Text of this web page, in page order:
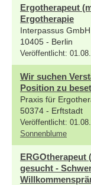
Ergotherapeut
Ergotherapie
Interpassus GmbH
10405 - Berlin
Veröffentlicht:
Wir suchen
Position zu
Praxis für
50374 - Erftstadt
Veröffentlicht:
Sonnenblume
ERGOtherapeut
gesucht -